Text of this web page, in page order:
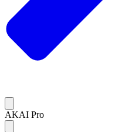
AKAI Pro